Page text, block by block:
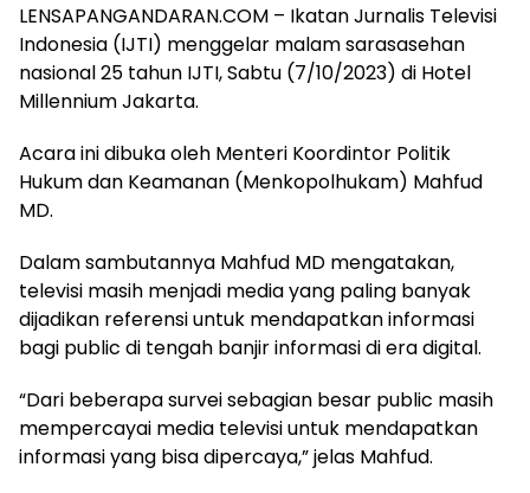
LENSAPANGANDARAN.COM – Ikatan Jurnalis Televisi
Indonesia (IJTI) menggelar malam sarasasehan
nasional 25 tahun IJTI, Sabtu (7/10/2023) di Hotel
Millennium Jakarta.
Acara ini dibuka oleh Menteri Koordintor Politik
Hukum dan Keamanan (Menkopolhukam) Mahfud
MD.
Dalam sambutannya Mahfud MD mengatakan,
televisi masih menjadi media yang paling banyak
dijadikan referensi untuk mendapatkan informasi
bagi public di tengah banjir informasi di era digital.
“Dari beberapa survei sebagian besar public masih
mempercayai media televisi untuk mendapatkan
informasi yang bisa dipercaya,” jelas Mahfud.